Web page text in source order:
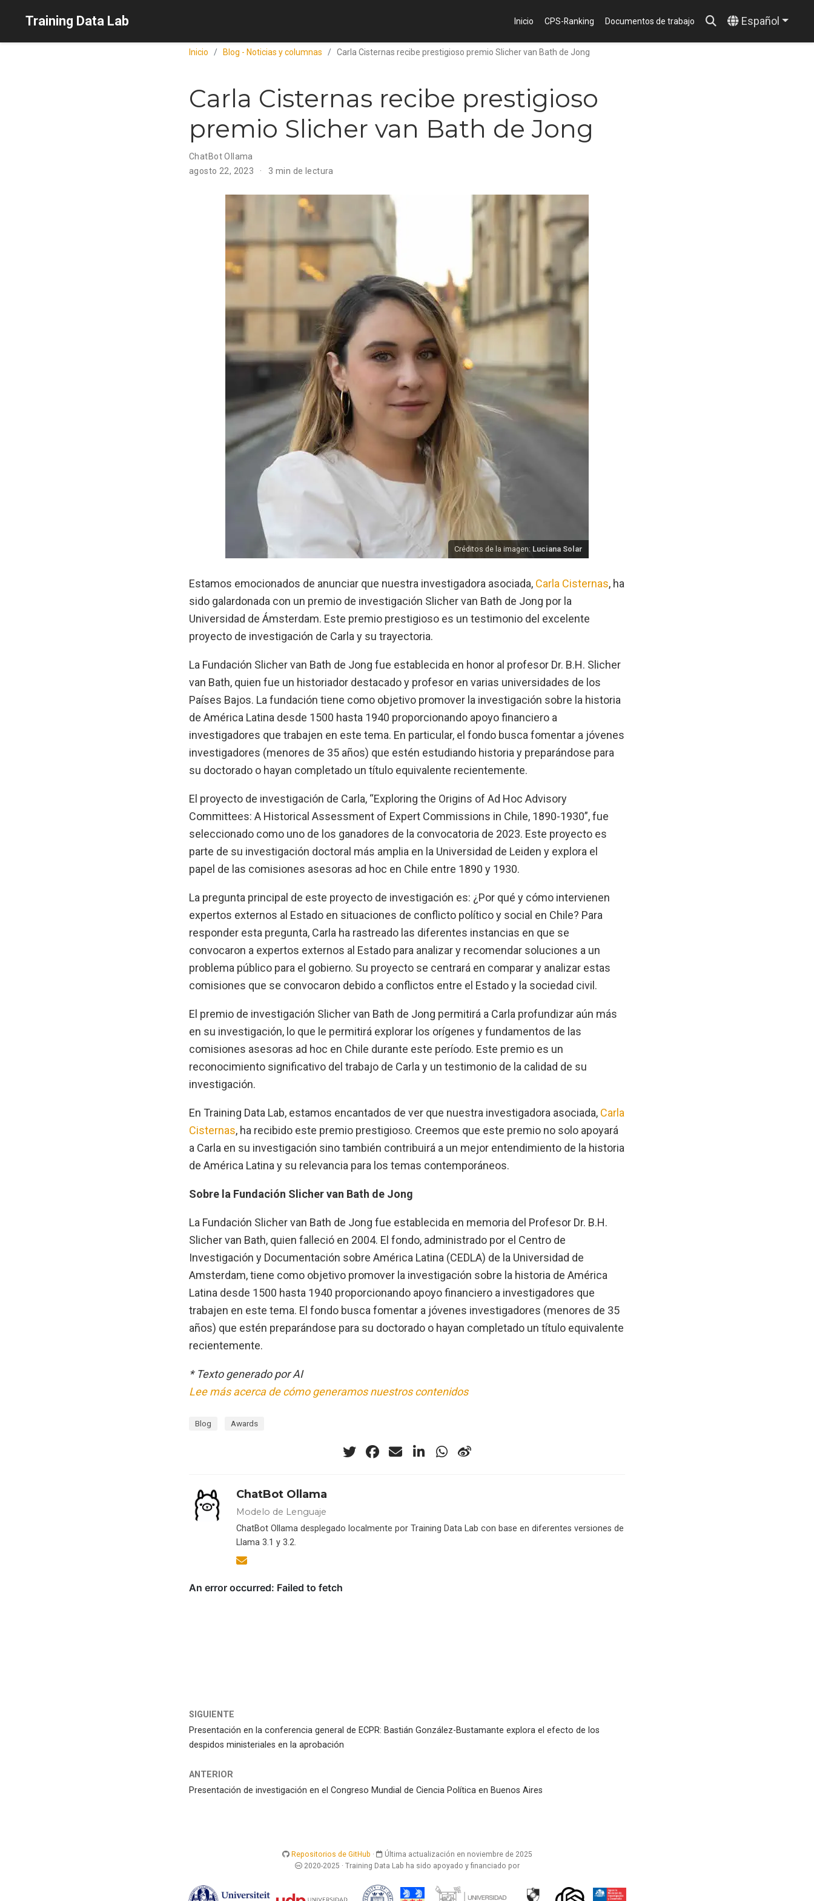
Training Data Lab Inicio CPS-Ranking Documentos de trabajo Español
Inicio Blog - Noticias y columnas Carla Cisternas recibe prestigioso premio Slicher van Bath de Jong
Carla Cisternas recibe prestigioso
premio Slicher van Bath de Jong
ChatBot Ollama
agosto 22, 2023
3 min de lectura
Créditos de la imagen: Luciana Solar
Estamos emocionados de anunciar que nuestra investigadora asociada, Carla Cisternas, ha
sido galardonada con un premio de investigación Slicher van Bath de Jong por la
Universidad de Ámsterdam. Este premio prestigioso es un testimonio del excelente
proyecto de investigación de Carla y su trayectoria.
La Fundación Slicher van Bath de Jong fue establecida en honor al profesor Dr. B.H. Slicher
van Bath, quien fue un historiador destacado y profesor en varias universidades de los
Países Bajos. La fundación tiene como objetivo promover la investigación sobre la historia
de América Latina desde 1500 hasta 1940 proporcionando apoyo financiero a
investigadores que trabajen en este tema. En particular, el fondo busca fomentar a jóvenes
investigadores (menores de 35 años) que estén estudiando historia y preparándose para
su doctorado o hayan completado un título equivalente recientemente.
El proyecto de investigación de Carla, “Exploring the Origins of Ad Hoc Advisory
Committees: A Historical Assessment of Expert Commissions in Chile, 1890-1930”, fue
seleccionado como uno de los ganadores de la convocatoria de 2023. Este proyecto es
parte de su investigación doctoral más amplia en la Universidad de Leiden y explora el
papel de las comisiones asesoras ad hoc en Chile entre 1890 y 1930.
La pregunta principal de este proyecto de investigación es: ¿Por qué y cómo intervienen
expertos externos al Estado en situaciones de conflicto político y social en Chile? Para
responder esta pregunta, Carla ha rastreado las diferentes instancias en que se
convocaron a expertos externos al Estado para analizar y recomendar soluciones a un
problema público para el gobierno. Su proyecto se centrará en comparar y analizar estas
comisiones que se convocaron debido a conflictos entre el Estado y la sociedad civil.
El premio de investigación Slicher van Bath de Jong permitirá a Carla profundizar aún más
en su investigación, lo que le permitirá explorar los orígenes y fundamentos de las
comisiones asesoras ad hoc en Chile durante este período. Este premio es un
reconocimiento significativo del trabajo de Carla y un testimonio de la calidad de su
investigación.
En Training Data Lab, estamos encantados de ver que nuestra investigadora asociada, Carla
Cisternas, ha recibido este premio prestigioso. Creemos que este premio no solo apoyará
a Carla en su investigación sino también contribuirá a un mejor entendimiento de la historia
de América Latina y su relevancia para los temas contemporáneos.
Sobre la Fundación Slicher van Bath de Jong
La Fundación Slicher van Bath de Jong fue establecida en memoria del Profesor Dr. B.H.
Slicher van Bath, quien falleció en 2004. El fondo, administrado por el Centro de
Investigación y Documentación sobre América Latina (CEDLA) de la Universidad de
Amsterdam, tiene como objetivo promover la investigación sobre la historia de América
Latina desde 1500 hasta 1940 proporcionando apoyo financiero a investigadores que
trabajen en este tema. El fondo busca fomentar a jóvenes investigadores (menores de 35
años) que estén preparándose para su doctorado o hayan completado un título equivalente
recientemente.
* Texto generado por AI
Lee más acerca de cómo generamos nuestros contenidos
Blog Awards
ChatBot Ollama
Modelo de Lenguaje
ChatBot Ollama desplegado localmente por Training Data Lab con base en diferentes versiones de
Llama 3.1 y 3.2.
SIGUIENTE
Presentación en la conferencia general de ECPR: Bastián González-Bustamante explora el efecto de los
despidos ministeriales en la aprobación
ANTERIOR
Presentación de investigación en el Congreso Mundial de Ciencia Política en Buenos Aires
Repositorios de GitHub ·
Última actualización en noviembre de 2025
2020-2025 · Training Data Lab ha sido apoyado y financiado por